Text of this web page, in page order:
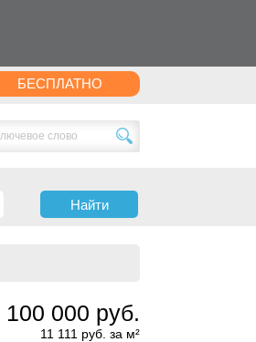
БЕСПЛАТНО
Найти
100 000 руб.
11 111 руб. за м²